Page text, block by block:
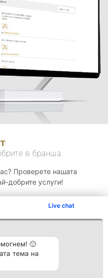
Live chat
🙂
тема на
в бранша.
Проверете нашата
добрите услуги!